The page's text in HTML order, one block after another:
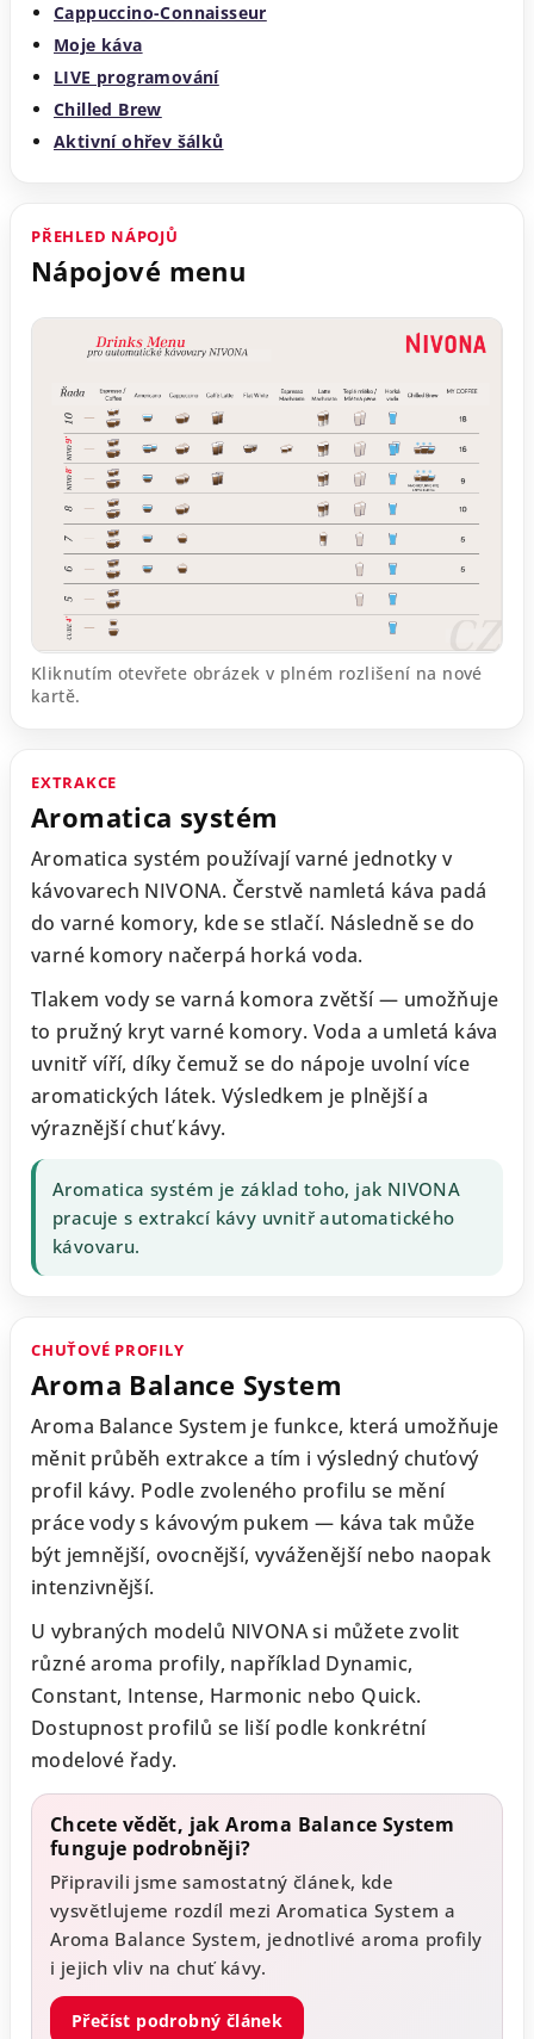
Cappuccino-Connaisseur
Moje káva
LIVE programování
Chilled Brew
Aktivní ohřev šálků
PŘEHLED NÁPOJŮ
Nápojové menu
Kliknutím otevřete obrázek v plném rozlišení na nové
kartě.
EXTRAKCE
Aromatica systém
Aromatica systém používají varné jednotky v
kávovarech NIVONA. Čerstvě namletá káva padá
do varné komory, kde se stlačí. Následně se do
varné komory načerpá horká voda.
Tlakem vody se varná komora zvětší — umožňuje
to pružný kryt varné komory. Voda a umletá káva
uvnitř víří, díky čemuž se do nápoje uvolní více
aromatických látek. Výsledkem je plnější a
výraznější chuť kávy.
Aromatica systém je základ toho, jak NIVONA
pracuje s extrakcí kávy uvnitř automatického
kávovaru.
CHUŤOVÉ PROFILY
Aroma Balance System
Aroma Balance System je funkce, která umožňuje
měnit průběh extrakce a tím i výsledný chuťový
profil kávy. Podle zvoleného profilu se mění
práce vody s kávovým pukem — káva tak může
být jemnější, ovocnější, vyváženější nebo naopak
intenzivnější.
U vybraných modelů NIVONA si můžete zvolit
různé aroma profily, například Dynamic,
Constant, Intense, Harmonic nebo Quick.
Dostupnost profilů se liší podle konkrétní
modelové řady.
Chcete vědět, jak Aroma Balance System
funguje podrobněji?
Připravili jsme samostatný článek, kde
vysvětlujeme rozdíl mezi Aromatica System a
Aroma Balance System, jednotlivé aroma profily
i jejich vliv na chuť kávy.
Přečíst podrobný článek